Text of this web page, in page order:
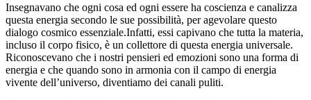
Insegnavano che ogni cosa ed ogni essere ha coscienza e canalizza
questa energia secondo le sue possibilità, per agevolare questo
dialogo cosmico essenziale.Infatti, essi capivano che tutta la materia,
incluso il corpo fisico, è un collettore di questa energia universale.
Riconoscevano che i nostri pensieri ed emozioni sono una forma di
energia e che quando sono in armonia con il campo di energia
vivente dell’universo, diventiamo dei canali puliti.